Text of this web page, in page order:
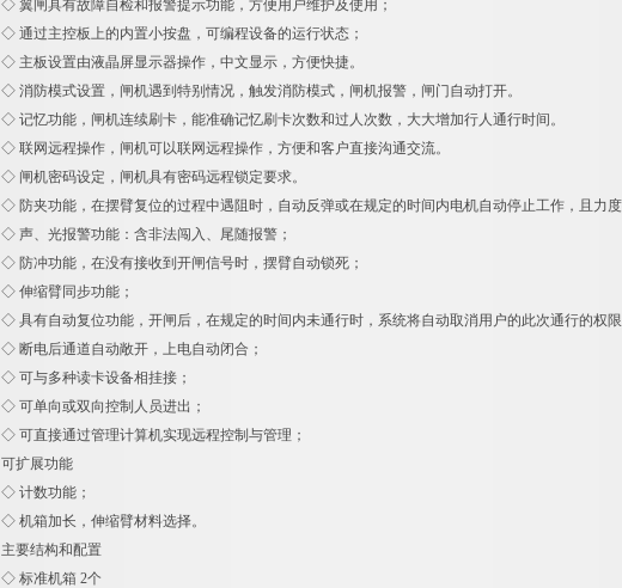
◇ 翼闸具有故障自检和报警提示功能，方便用户维护及使用；
◇ 通过主控板上的内置小按盘，可编程设备的运行状态；
◇ 主板设置由液晶屏显示器操作，中文显示，方便快捷。
◇ 消防模式设置，闸机遇到特别情况，触发消防模式，闸机报警，闸门自动打开。
◇ 记忆功能，闸机连续刷卡，能准确记忆刷卡次数和过人次数，大大增加行人通行时间。
◇ 联网远程操作，闸机可以联网远程操作，方便和客户直接沟通交流。
◇ 闸机密码设定，闸机具有密码远程锁定要求。
◇ 防夹功能，在摆臂复位的过程中遇阻时，自动反弹或在规定的时间内电机自动停止工作，且力度
◇ 声、光报警功能：含非法闯入、尾随报警；
◇ 防冲功能，在没有接收到开闸信号时，摆臂自动锁死；
◇ 伸缩臂同步功能；
◇ 具有自动复位功能，开闸后，在规定的时间内未通行时，系统将自动取消用户的此次通行的权
◇ 断电后通道自动敞开，上电自动闭合；
◇ 可与多种读卡设备相挂接；
◇ 可单向或双向控制人员进出；
◇ 可直接通过管理计算机实现远程控制与管理；
可扩展功能
◇ 计数功能；
◇ 机箱加长，伸缩臂材料选择。
主要结构和配置
◇ 标准机箱 2个